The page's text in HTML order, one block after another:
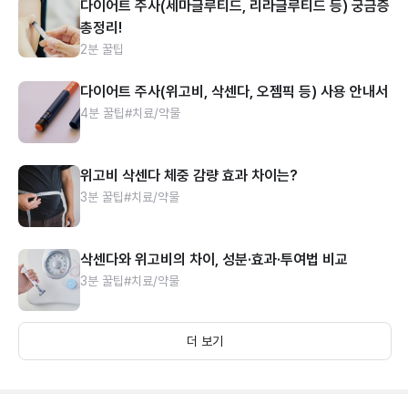
다이어트 주사(세마글루티드, 리라글루티드 등) 궁금증
총정리!
2분 꿀팁
다이어트 주사(위고비, 삭센다, 오젬픽 등) 사용 안내서
4분 꿀팁#치료/약물
위고비 삭센다 체중 감량 효과 차이는?
3분 꿀팁#치료/약물
삭센다와 위고비의 차이, 성분·효과·투여법 비교
3분 꿀팁#치료/약물
더 보기